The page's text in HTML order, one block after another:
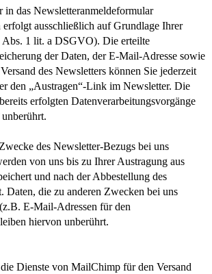
in das Newsletteranmeldeformular
erfolgt ausschließlich auf Grundlage Ihrer
1 lit. a DSGVO). Die erteilte
der Daten, der E-Mail-Adresse sowie
des Newsletters können Sie jederzeit
den „Austragen“-Link im Newsletter. Die
erfolgten Datenverarbeitungsvorgänge
des Newsletter-Bezugs bei uns
von uns bis zu Ihrer Austragung aus
und nach der Abbestellung des
Daten, die zu anderen Zwecken bei uns
E-Mail-Adressen für den
hiervon unberührt.
Dienste von MailChimp für den Versand